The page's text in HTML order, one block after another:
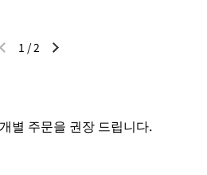
이전 슬라이드다음 슬라이드
1 /2
주문을 권장 드립니다.